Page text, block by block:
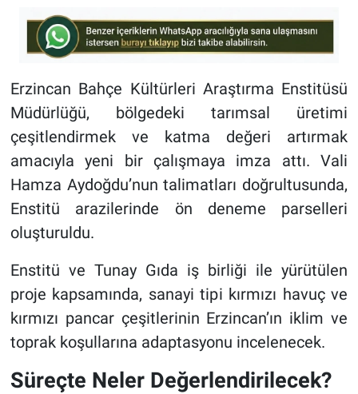
Erzincan Bahçe Kültürleri Araştırma Enstitüsü
Müdürlüğü, bölgedeki tarımsal üretimi
çeşitlendirmek ve katma değeri artırmak
amacıyla yeni bir çalışmaya imza attı. Vali
Hamza Aydoğdu’nun talimatları doğrultusunda,
Enstitü arazilerinde ön deneme parselleri
oluşturuldu.
Enstitü ve Tunay Gıda iş birliği ile yürütülen
proje kapsamında, sanayi tipi kırmızı havuç ve
kırmızı pancar çeşitlerinin Erzincan’ın iklim ve
toprak koşullarına adaptasyonu incelenecek.
Süreçte Neler Değerlendirilecek?